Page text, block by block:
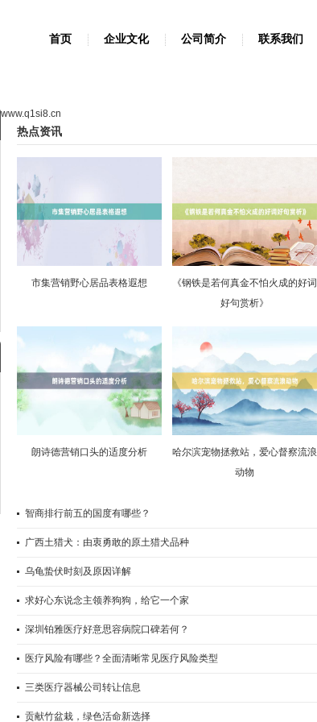
首页 企业文化 公司简介 联系我们
www.q1si8.cn
热点资讯
市集营销野心居品表格遐想
《钢铁是若何真金不怕火成的好词
好句赏析》
朗诗德营销口头的适度分析
哈尔滨宠物拯救站，爱心督察流浪
动物
智商排行前五的国度有哪些？
广西土猎犬：由衷勇敢的原土猎犬品种
乌龟蛰伏时刻及原因详解
求好心东说念主领养狗狗，给它一个家
深圳铂雅医疗好意思容病院口碑若何？
医疗风险有哪些？全面清晰常见医疗风险类型
三类医疗器械公司转让信息
贡献竹盆栽，绿色活命新选择